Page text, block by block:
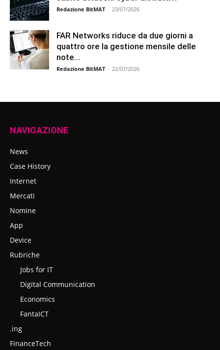
Redazione BitMAT - 23/07/2026
FAR Networks riduce da due giorni a
quattro ore la gestione mensile delle
note...
Redazione BitMAT - 22/07/2026
NAVIGAZIONE
News
Case History
Internet
Mercati
Nomine
App
Device
Rubriche
Jobs for IT
Digital Communication
Economics
FantaICT
.ing
FinanceTech